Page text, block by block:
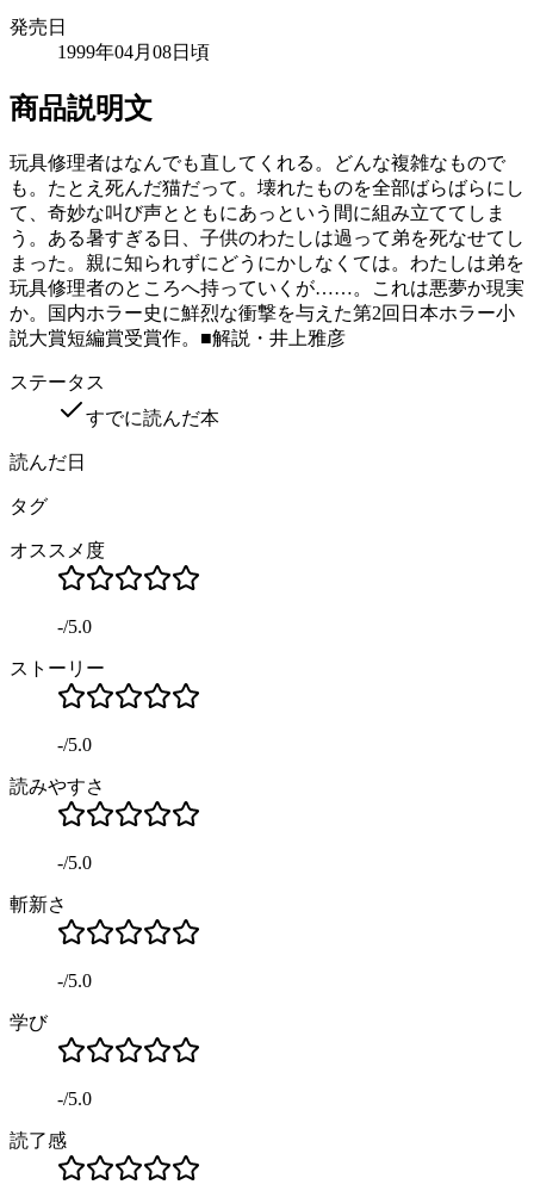
発売日
1999年04月08日頃
商品説明文
玩具修理者はなんでも直してくれる。どんな複雑なもので
も。たとえ死んだ猫だって。壊れたものを全部ばらばらにし
て、奇妙な叫び声とともにあっという間に組み立ててしま
う。ある暑すぎる日、子供のわたしは過って弟を死なせてし
まった。親に知られずにどうにかしなくては。わたしは弟を
玩具修理者のところへ持っていくが……。これは悪夢か現実
か。国内ホラー史に鮮烈な衝撃を与えた第2回日本ホラー小
説大賞短編賞受賞作。■解説・井上雅彦
ステータス
すでに読んだ本
読んだ日
タグ
オススメ度
-/5.0
ストーリー
-/5.0
読みやすさ
-/5.0
斬新さ
-/5.0
学び
-/5.0
読了感